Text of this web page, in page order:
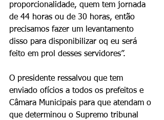
proporcionalidade, quem tem jornada
de 44 horas ou de 30 horas, então
precisamos fazer um levantamento
disso para disponibilizar oq eu será
feito em prol desses servidores”.
O presidente ressalvou que tem
enviado ofícios a todos os prefeitos e
Câmara Municipais para que atendam o
que determinou o Supremo tribunal